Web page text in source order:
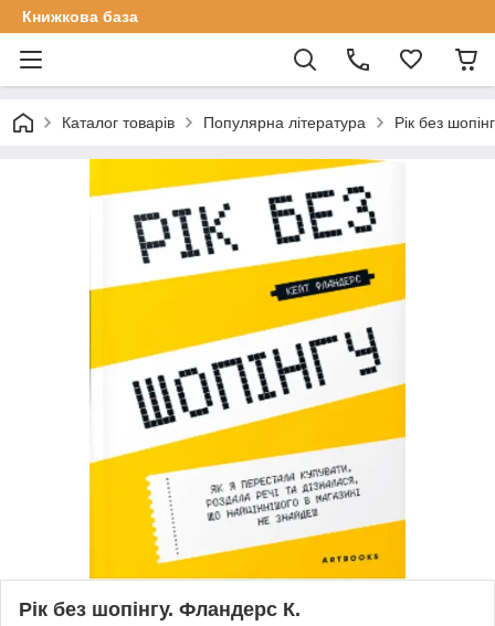
Книжкова база
Каталог товарів Популярна література Рік без
Рік без шопінгу. Фландерс К.